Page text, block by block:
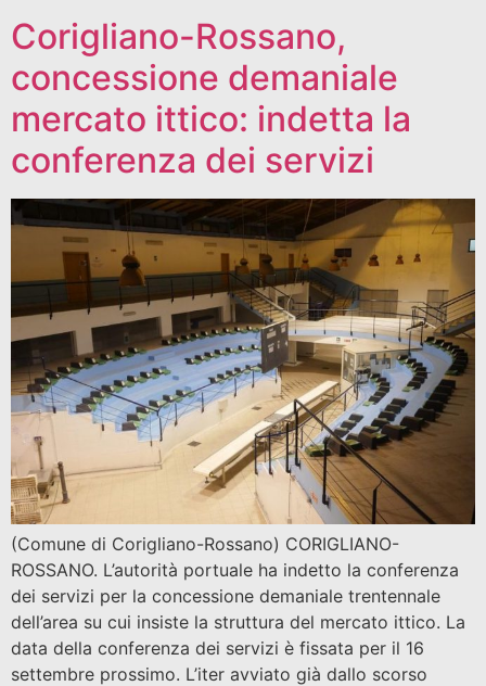
Corigliano-Rossano,
concessione demaniale
mercato ittico: indetta la
conferenza dei servizi
(Comune di Corigliano-Rossano) CORIGLIANO-
ROSSANO. L’autorità portuale ha indetto la conferenza
dei servizi per la concessione demaniale trentennale
dell’area su cui insiste la struttura del mercato ittico. La
data della conferenza dei servizi è fissata per il 16
settembre prossimo. L’iter avviato già dallo scorso